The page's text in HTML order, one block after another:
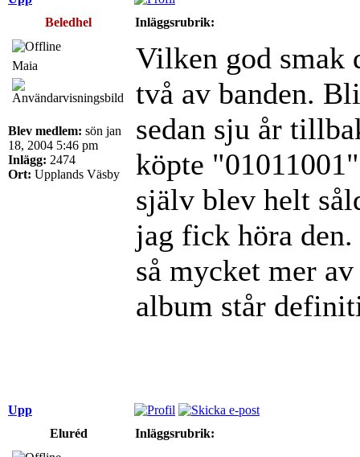
Beledhel
Inläggsrubrik:
Maia
Blev medlem: sön jan
18, 2004 5:46 pm
Inlägg: 2474
Ort: Upplands Väsby
Vilken god smak
två av banden.
sedan sju år
köpte
själv blev helt
jag fick höra den.
så mycket mer
album står
Upp
Eluréd
Inläggsrubrik: